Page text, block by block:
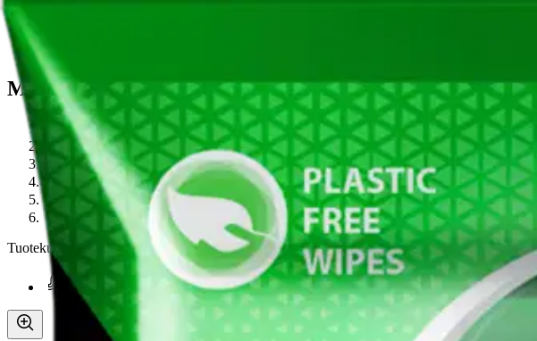
Murupolku
Etusivu
Autoilu
Autotarvikkeet
Auton pesu- ja kiillotustarvikkeet
Puhdistusliinat
Turtle Wax puhdistusliina kumi&muovi matta 24kpl
Tuotekuvat- ja videot Ohita tuotekuva
Asiakasomistaja-alennus-15 %